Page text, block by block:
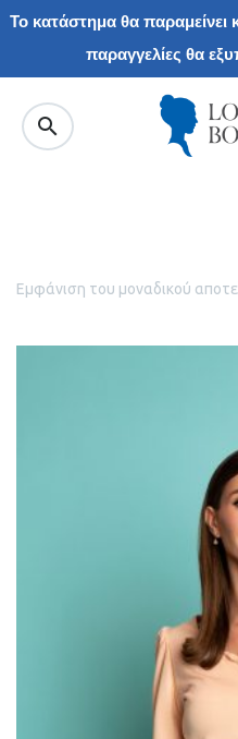
Το κατάστημα θα παραμείνει
παραγγελίες θα
Εμφάνιση του μοναδικού